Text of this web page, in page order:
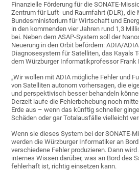
Finanzielle Förderung für die SONATE-
Zentrum für Luft- und Raumfahrt (DLR),
Bundesministerium für Wirtschaft und
in den kommenden vier Jahren rund 1,3
bei. Neben dem ASAP-System soll der
Neuerung in den Orbit befördern: ADIA/
Diagnosesystem für Satelliten, das Kayals
dem Würzburger Informatikprofessor Frank
„Wir wollen mit ADIA mögliche Fehler und
von Satelliten autonom vorhersagen, die
und perspektivisch besser behandeln
Derzeit laufe die Fehlerbehebung noch
Erde aus – wenn das künftig schneller
Schäden oder gar Totalausfälle vielleicht
Wenn sie dieses System bei der SONATE-
werden die Würzburger Informatiker an
verschiedene Fehler produzieren. Dann
internes Wissen darüber, was an Bord des
fehlerhaft ist, richtig einsetzen kann.